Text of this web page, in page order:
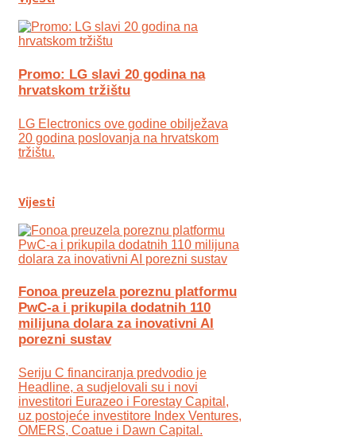
Promo: LG slavi 20 godina na
hrvatskom tržištu
LG Electronics ove godine obilježava
20 godina poslovanja na hrvatskom
tržištu.
Vijesti
Fonoa preuzela poreznu platformu
PwC-a i prikupila dodatnih 110
milijuna dolara za inovativni AI
porezni sustav
Seriju C financiranja predvodio je
Headline, a sudjelovali su i novi
investitori Eurazeo i Forestay Capital,
uz postojeće investitore Index Ventures,
OMERS, Coatue i Dawn Capital.